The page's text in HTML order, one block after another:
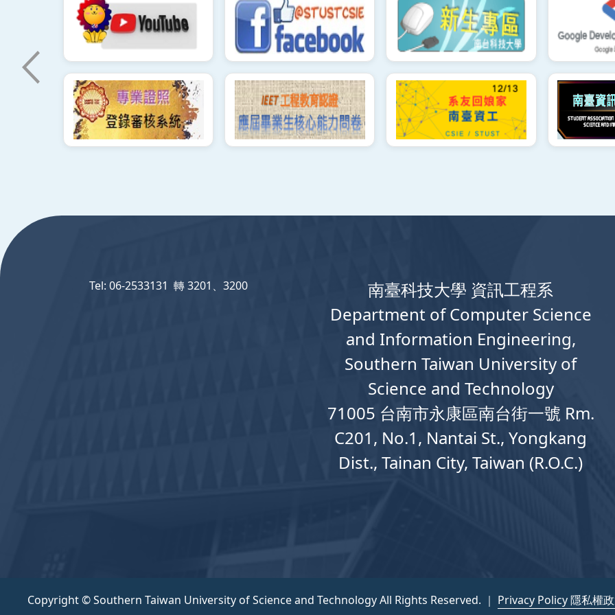
南臺科技大學 資訊工程系
Department of Computer Science
and Information Engineering,
Southern Taiwan University of
Science and Technology
71005 台南市永康區南台街一號 Rm.
C201, No.1, Nantai St., Yongkang
Dist., Tainan City, Taiwan (R.O.C.)
Tel: 06-2533131 轉 3201、3200
Copyright © Southern Taiwan University of Science and Technology All Rights Reserved. ｜ Privacy Policy 隱私權